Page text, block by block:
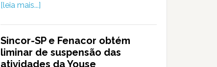
[leia mais...]
Sincor-SP e Fenacor obtém
liminar de suspensão das
atividades da Youse